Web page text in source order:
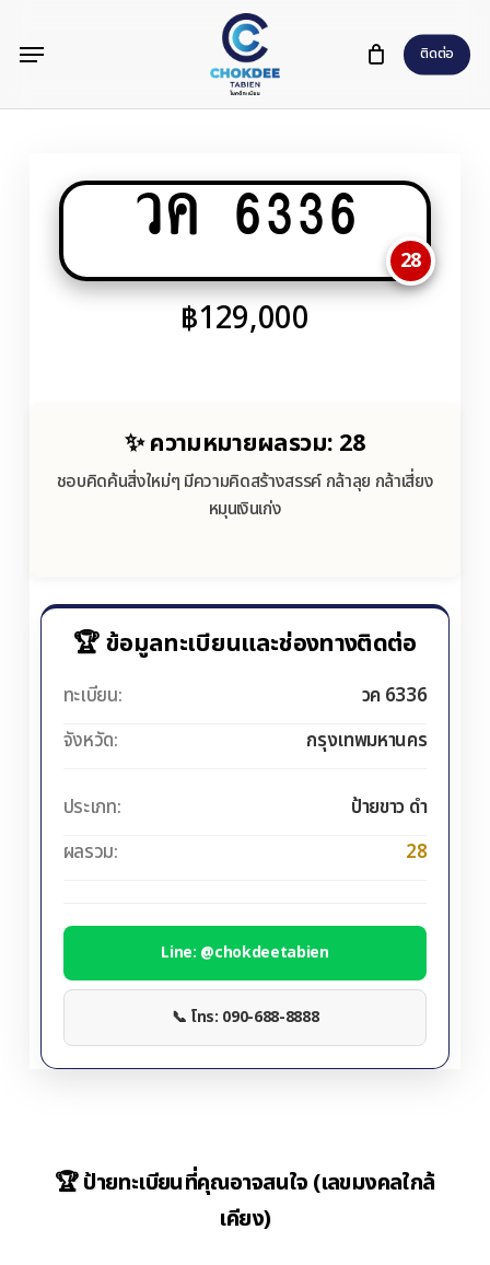
content
ติดต่อ
Menu
วค 6336
28
฿129,000
✨ ความหมายผลรวม: 28
ชอบคิดค้นสิ่งใหม่ๆ มีความคิดสร้างสรรค์ กล้าลุย กล้าเสี่ยง
หมุนเงินเก่ง
🏆 ข้อมูลทะเบียนและช่องทางติดต่อ
ทะเบียน:
วค 6336
จังหวัด:
กรุงเทพมหานคร
ประเภท:
ป้ายขาว ดำ
ผลรวม:
28
Line: @chokdeetabien
📞 โทร: 090-688-8888
🏆 ป้ายทะเบียนที่คุณอาจสนใจ (เลขมงคลใกล้
เคียง)